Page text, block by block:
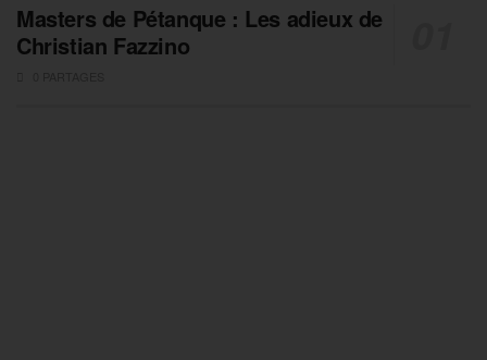
Masters de Pétanque : Les adieux de
Christian Fazzino